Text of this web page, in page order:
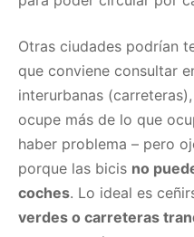
Otras ciudades podrían
que conviene consultar
interurbanas
ocupe más de lo que
haber problema – pero
porque las bicis no
coches. Lo ideal es
verdes o carreteras